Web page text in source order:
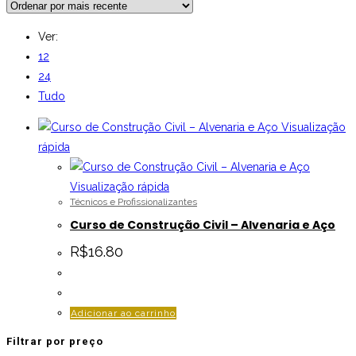
Ver:
12
24
Tudo
Visualização
rápida
Visualização rápida
Técnicos e Profissionalizantes
Curso de Construção Civil – Alvenaria e Aço
R$16.80
Adicionar ao carrinho
Filtrar por preço